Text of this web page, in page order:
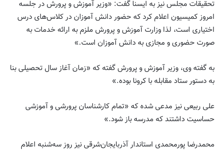
تحقیقات مجلس نیز به ایسنا گفت: «وزیر آموزش و پرورش در جلسه
امروز کمیسیون اعلام کرد که حضور دانش آموزان در کلاس‌های درس
اختیاری است، لذا وزارت آموزش و پرورش ملزم به ارائه خدمات به
صورت حضوری و مجازی به دانش آموزان است.»
به گفته وی، وزیر آموزش و پرورش گفته که «زمان آغاز سال تحصیلی بنا
به دستور ستاد مقابله با کرونا بوده.»
علی ربیعی نیز مدعی شده که «تمام کارشناسان پرورشی و آموزشی
حساسیت داشتند که مدرسه باز شود.»
محمدرضا پورمحمدی استاندار آذربایجان‌شرقی نیز روز سه‌شنبه اعلام